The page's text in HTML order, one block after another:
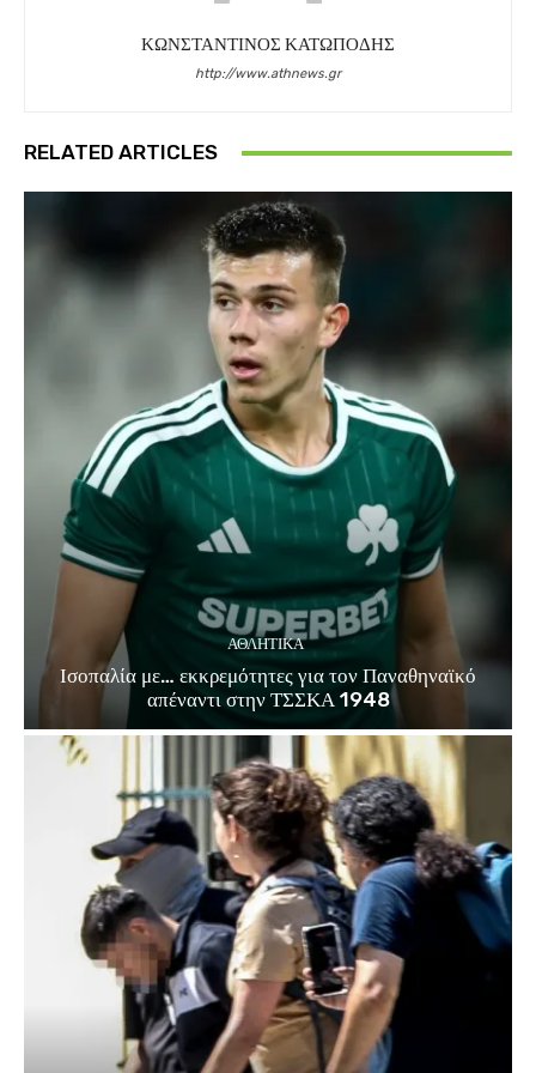
ΚΩΝΣΤΑΝΤΙΝΟΣ ΚΑΤΩΠΟΔΗΣ
http://www.athnews.gr
RELATED ARTICLES
ΑΘΛΗΤΙΚΑ
Ισοπαλία με… εκκρεμότητες για τον Παναθηναϊκό
απέναντι στην ΤΣΣΚΑ 1948